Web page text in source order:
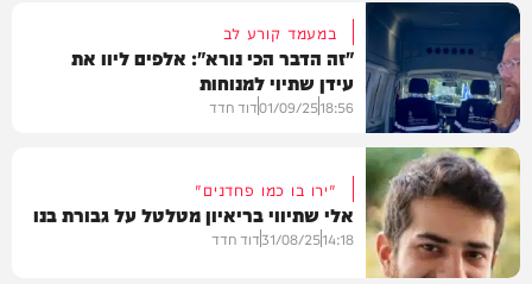
חדשות
במעמד קורע לב
"זה הדבר הכי נורא": אלפים ליוו את
עידן שתיוי למנוחות
18:56
01/09/25דוד חדד
"ירו בו כמו פחדנים"
אלי שתיווי בריאיון מטלטל על גבורת בנו
14:18
31/08/25דוד חדד